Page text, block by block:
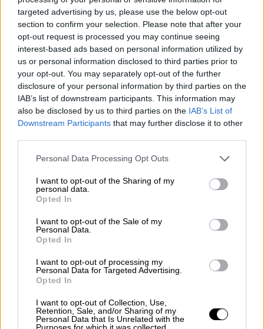
targeted advertising by us, please use the below opt-out
section to confirm your selection. Please note that after your
opt-out request is processed you may continue seeing
interest-based ads based on personal information utilized by
us or personal information disclosed to third parties prior to
your opt-out. You may separately opt-out of the further
disclosure of your personal information by third parties on the
IAB’s list of downstream participants. This information may
also be disclosed by us to third parties on the IAB’s List of
Downstream Participants that may further disclose it to other
Personal Data Processing Opt Outs
I want to opt-out of the Sharing of my
personal data.
Opted In
I want to opt-out of the Sale of my
Personal Data.
Opted In
I want to opt-out of processing my
Personal Data for Targeted Advertising.
Opted In
I want to opt-out of Collection, Use,
Retention, Sale, and/or Sharing of my
Personal Data that Is Unrelated with the
Purposes for which it was collected.
El Gobierno recupera el derecho de
las menores, que había anulado
Rajoy, en la nueva Ley del Aborto
Tres detenidos por la agresión sexual
en grupo de una mujer en La